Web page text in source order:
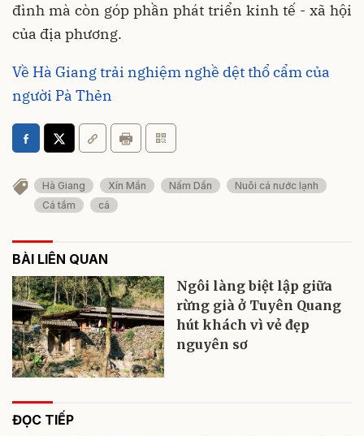
đình mà còn góp phần phát triển kinh tế - xã hội
của địa phương.
Về Hà Giang trải nghiệm nghề dệt thổ cẩm của
người Pà Thẻn
Hà Giang Xín Mần Nấm Dẩn
Nuôi cá nước lạnh
Cá tầm
cá
BÀI LIÊN QUAN
Ngôi làng biệt lập giữa
rừng già ở Tuyên Quang
hút khách vì vẻ đẹp
nguyên sơ
ĐỌC TIẾP